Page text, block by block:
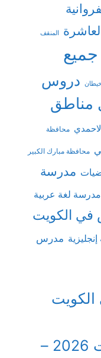
المنقف
جميع
خيطان دروس
مناطق
محافظة
محافظة مبارك الكبير
مدرسة
مدرسة لغة عربية
الكويت
مدرس
الكويت
التقويم الدراسي الكويت 2026 –